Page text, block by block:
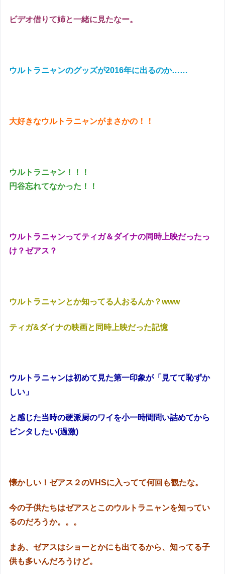
ビデオ借りて姉と一緒に見たなー。
ウルトラニャンのグッズが2016年に出るのか……
大好きなウルトラニャンがまさかの！！
ウルトラニャン！！！
円谷忘れてなかった！！
ウルトラニャンってティガ＆ダイナの同時上映だったっ
け？ゼアス？
ウルトラニャンとか知ってる人おるんか？www
ティガ&ダイナの映画と同時上映だった記憶
ウルトラニャンは初めて見た第一印象が「見てて恥ずか
しい」
と感じた当時の硬派厨のワイを小一時間問い詰めてから
ビンタしたい(過激)
懐かしい！ゼアス２のVHSに入ってて何回も観たな。
今の子供たちはゼアスとこのウルトラニャンを知ってい
るのだろうか。。。
まあ、ゼアスはショーとかにも出てるから、知ってる子
供も多いんだろうけど。